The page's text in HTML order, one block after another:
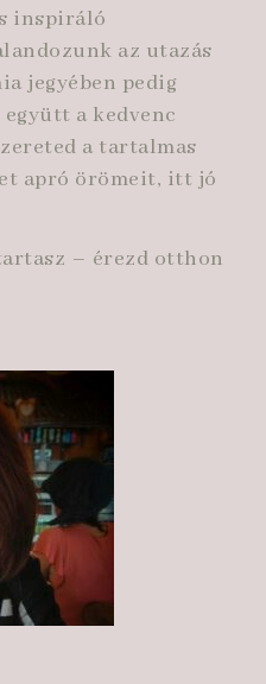
inspiráló
az utazás
jegyében pedig
a kedvenc
a tartalmas
apró örömeit, itt jó
– érezd otthon